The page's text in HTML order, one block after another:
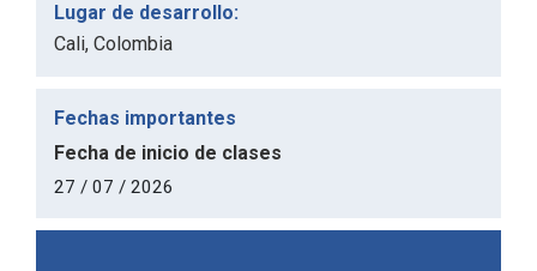
Lugar de desarrollo:
Cali, Colombia
Fechas importantes
Fecha de inicio de clases
27 / 07 / 2026